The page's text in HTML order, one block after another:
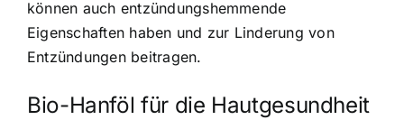
können auch entzündungshemmende
Eigenschaften haben und zur Linderung von
Entzündungen beitragen.
Bio-Hanföl für die Hautgesundheit